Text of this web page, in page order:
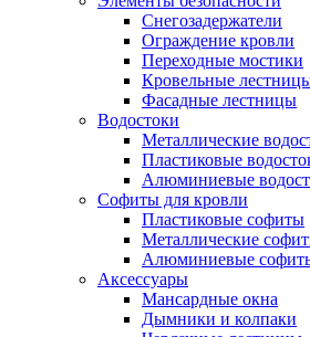
Снегозадержатели
Ограждение кровли
Переходные мостики
Кровельные
Фасадные лестницы
Водостоки
Металлические
Пластиковые
Алюминиевые
Софиты для кровли
Пластиковые софиты
Металлические
Алюминиевые
Аксессуары
Мансардные окна
Дымники и колпаки